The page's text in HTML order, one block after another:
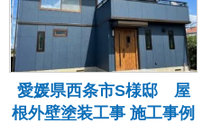
愛媛県西条市S様邸 屋
根外壁塗装工事 施工事例